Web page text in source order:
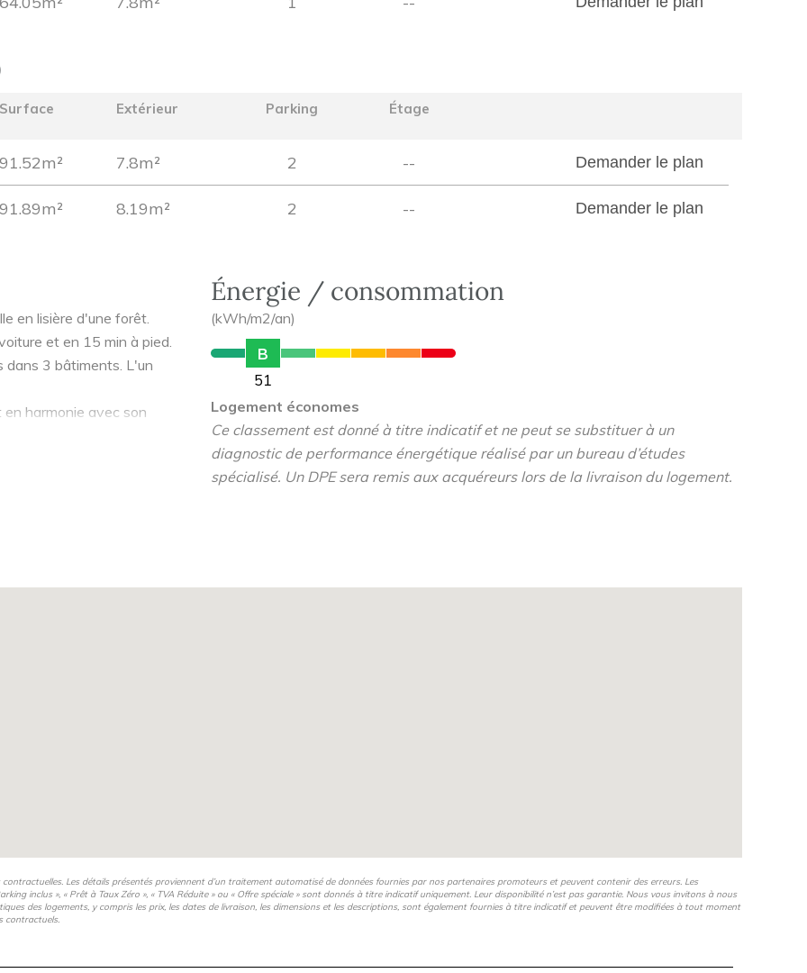
Surface Extérieur Parking Étage
91.52m² 7.8m² 2 -- Demander le plan
91.89m² 8.19m² 2 -- Demander le plan
en lisière d'une forêt.
et en 15 min à pied.
dans 3 bâtiments. L'un
harmonie avec son
et une végétation
local vélo.
Énergie / consommation
(kWh/m2/an)
B
51
Logement économes
Ce classement est donné à titre indicatif et ne peut se substituer à un
diagnostic de performance énergétique réalisé par un bureau d’études
spécialisé. Un DPE sera remis aux acquéreurs lors de la livraison du logement.
Les détails présentés proviennent d’un traitement automatisé de données fournies par nos partenaires promoteurs et peuvent contenir des erreurs. Les
inclus », « Prêt à Taux Zéro », « TVA Réduite » ou « Offre spéciale » sont donnés à titre indicatif uniquement. Leur disponibilité n’est pas garantie. Nous vous invitons à nous
des logements, y compris les prix, les dates de livraison, les dimensions et les descriptions, sont également fournies à titre indicatif et peuvent être modifiées à tout moment
contractuels.